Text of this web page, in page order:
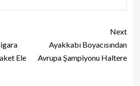
Ele
Next
Ayakkabı Boyacısından
Avrupa Şampiyonu Haltere